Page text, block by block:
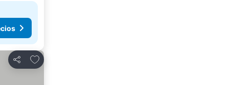
Compartir
Agregar a favoritos